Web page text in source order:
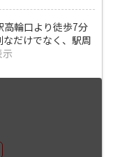
高輪口より徒歩7分
だけでなく、駅周
示